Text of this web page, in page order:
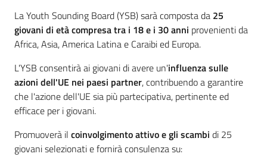
La Youth Sounding Board (YSB) sarà composta da 25
giovani di età compresa tra i 18 e i 30 anni provenienti da
Africa, Asia, America Latina e Caraibi ed Europa.
L'YSB consentirà ai giovani di avere un'influenza sulle
azioni dell'UE nei paesi partner, contribuendo a garantire
che l'azione dell'UE sia più partecipativa, pertinente ed
efficace per i giovani.
Promuoverà il coinvolgimento attivo e gli scambi di 25
giovani selezionati e fornirà consulenza su: